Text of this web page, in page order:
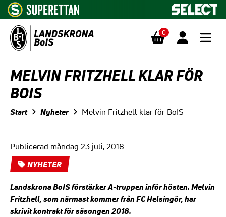
0
MELVIN FRITZHELL KLAR FÖR
BOIS
Start Nyheter Melvin Fritzhell klar för BoIS
Publicerad måndag 23 juli, 2018
NYHETER
Landskrona BoIS förstärker A-truppen inför hösten. Melvin
Fritzhell, som närmast kommer från FC Helsingör, har
skrivit kontrakt för säsongen 2018.